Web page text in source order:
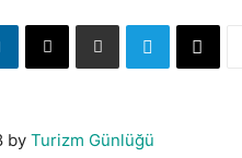
by Turizm Günlüğü